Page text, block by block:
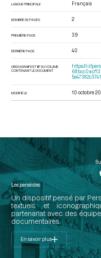
LANGUE PRINCIPALE Français
NOMBRE DE PAGES 2
PREMIÈRE PAGE 39
DERNIÈRE PAGE 40
URI DU MANIFEST IIIF DU VOLUME
CONTENANT LE DOCUMENT
https://
MODIFIÉ LE 10 octobre
Les perséides
Un dispositif pensé par
textuels et
partenariat avec des
documentaires.
En savoir plus